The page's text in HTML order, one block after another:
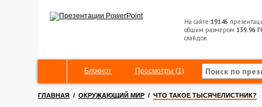
На сайте 19146
общим размером 139.96
слайдов
Блокнот Просмотры (1)
ГЛАВНАЯ / ОКРУЖАЮЩИЙ МИР / ЧТО ТАКОЕ ТЫСЯЧЕЛИСТНИК?